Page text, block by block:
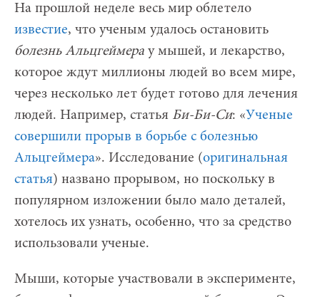
На прошлой неделе весь мир облетело
известие, что ученым удалось остановить
болезнь Альцгеймера у мышей, и лекарство,
которое ждут миллионы людей во всем мире,
через несколько лет будет готово для лечения
людей. Например, статья Би-Би-Си: «Ученые
совершили прорыв в борьбе с болезнью
Альцгеймера». Исследование (оригинальная
статья) названо прорывом, но поскольку в
популярном изложении было мало деталей,
хотелось их узнать, особенно, что за средство
использовали ученые.
Мыши, которые участвовали в эксперименте,